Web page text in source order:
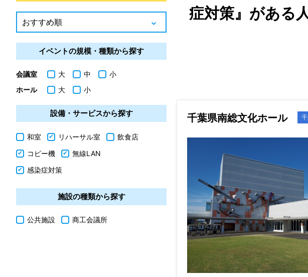
症対策』がある
千葉県南総文化ホール
イベントの規模・種類から探す
会議室 大 中
小
ホール
大 小
設備・サービスから探す
和室 リハーサル室
飲食店
コピー機
無線LAN
感染症対策
施設の種類から探す
公共施設 商工会議所